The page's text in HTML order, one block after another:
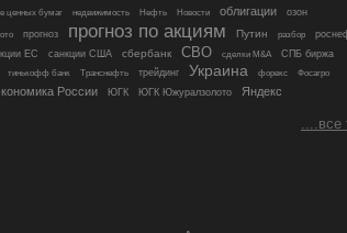
ценных бумаг недвижимость Нефть Новости облигации озон
прогноз прогноз по акциям Путин разбор
ЕС санкции США сбербанк СВО сделки M&A
СПБ биржа
тинькофф банк Транснефть трейдинг Украина форекс Фосагро
России ЮГК ЮГК Южуралзолото Яндекс
....все